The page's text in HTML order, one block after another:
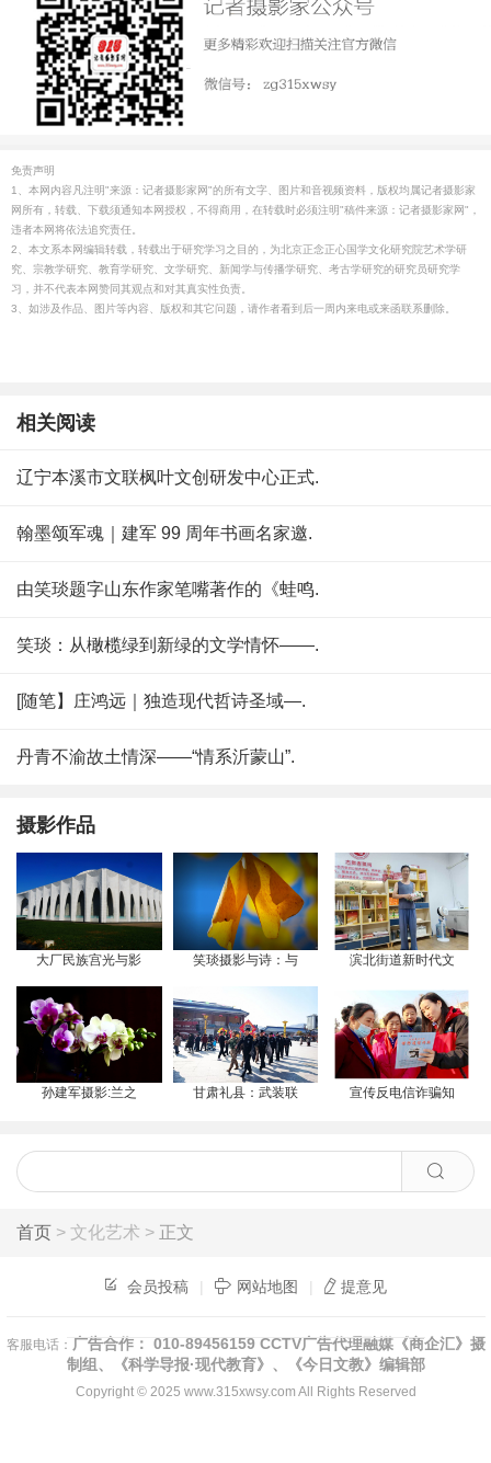
免责声明
1、本网内容凡注明"来源：记者摄影家网"的所有文字、图片和音视频资料，版权均属记者摄影家
网所有，转载、下载须通知本网授权，不得商用，在转载时必须注明"稿件来源：记者摄影家网"，
违者本网将依法追究责任。
2、本文系本网编辑转载，转载出于研究学习之目的，为北京正念正心国学文化研究院艺术学研
究、宗教学研究、教育学研究、文学研究、新闻学与传播学研究、考古学研究的研究员研究学
习，并不代表本网赞同其观点和对其真实性负责。
3、如涉及作品、图片等内容、版权和其它问题，请作者看到后一周内来电或来函联系删除。
相关阅读
辽宁本溪市文联枫叶文创研发中心正式.
翰墨颂军魂｜建军 99 周年书画名家邀.
由笑琰题字山东作家笔嘴著作的《蛙鸣.
笑琰：从橄榄绿到新绿的文学情怀——.
[随笔】庄鸿远｜独造现代哲诗圣域—.
丹青不渝故土情深——“情系沂蒙山”.
摄影作品
大厂民族宫光与影 笑琰摄影与诗：与 滨北街道新时代文
孙建军摄影:兰之 甘肃礼县：武装联 宣传反电信诈骗知
首页 > 文化艺术 > 正文
会员投稿 | 网站地图 | 提意见
客服电话： 广告合作： 010-89456159 CCTV广告代理融媒《商企汇》摄
制组、《科学导报·现代教育》、《今日文教》编辑部
Copyright © 2025 www.315xwsy.com All Rights Reserved